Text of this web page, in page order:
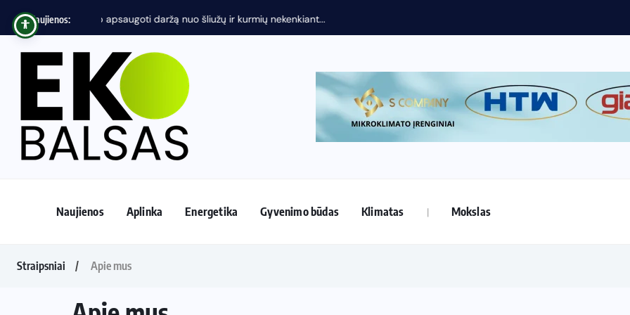
Naujienos:
Naujienos Aplinka Energetika Gyvenimo būdas Klimatas Mokslas
Straipsniai Apie mus